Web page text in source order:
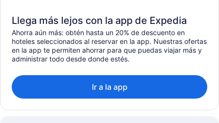
Llega más lejos con la app de Expedia
Ahorra aún más: obtén hasta un 20% de descuento en
hoteles seleccionados al reservar en la app. Nuestras ofertas
en la app te permiten ahorrar para que puedas viajar más y
administrar todo desde donde estés.
Ir a la app